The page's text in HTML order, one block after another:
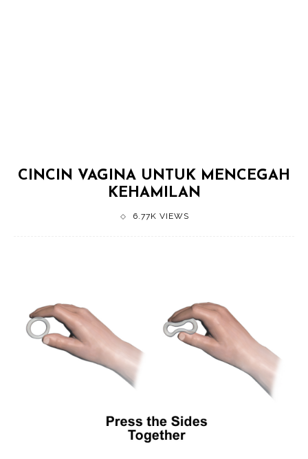
CINCIN VAGINA UNTUK MENCEGAH
KEHAMILAN
6.77K VIEWS